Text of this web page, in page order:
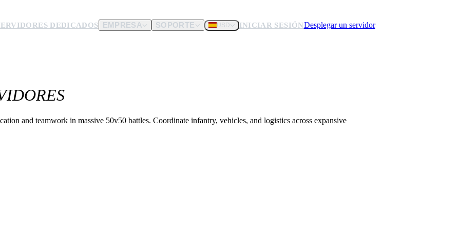
DEDICADOS EMPRESA SOPORTE USD INICIAR SESIÓNDesplegar un servidor
envíes.
and teamwork in massive 50v50 battles. Coordinate infantry, vehicles, and logistics across expansive